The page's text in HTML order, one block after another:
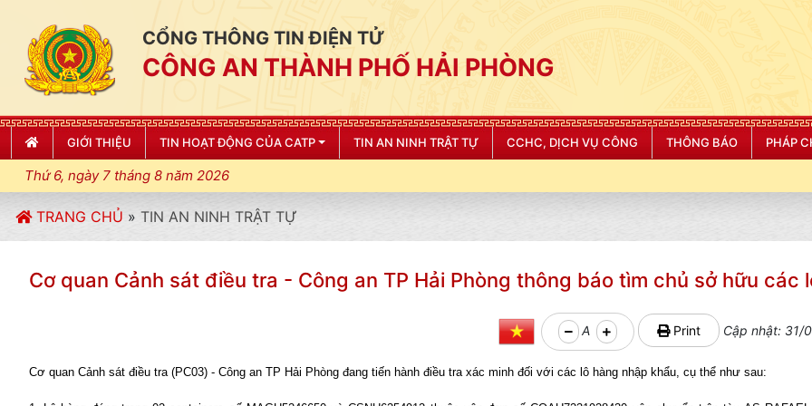
CỔNG THÔNG TIN ĐIỆN TỬ
CÔNG AN THÀNH PHỐ HẢI PHÒNG
GIỚI THIỆU TIN HOẠT ĐỘNG CỦA CATP TIN AN NINH TRẬT TỰ CCHC, DỊCH VỤ CÔNG THÔNG BÁO PHÁP
Thứ 6, ngày 7 tháng 8 năm 2026
TRANG CHỦ » TIN AN NINH TRẬT TỰ
Cơ quan Cảnh sát điều tra - Công an TP Hải Phòng thông báo tìm chủ sở hữu các
A Print Cập nhật: 31/
Cơ quan Cảnh sát điều tra (PC03) - Công an TP Hải Phòng đang tiến hành điều tra xác minh đối với các lô hàng nhập khẩu, cụ thể như sau: